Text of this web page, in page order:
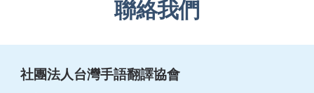
聯絡我們
社團法人台灣手語翻譯協會